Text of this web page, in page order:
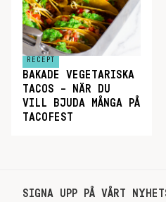
RECEPT
BAKADE VEGETARISKA
TACOS – NÄR DU
VILL BJUDA MÅNGA PÅ
TACOFEST
SIGNA UPP PÅ VÅRT